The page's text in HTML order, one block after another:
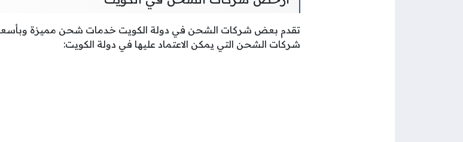
تقدم بعض شركات الشحن في دولة الكويت خدمات شحن مميزة
شركات الشحن التي يمكن الاعتماد عليها في دولة الكويت: